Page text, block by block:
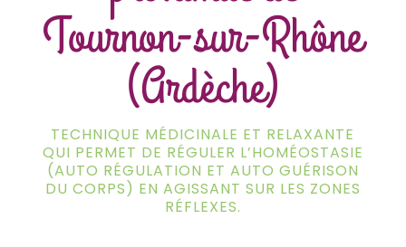
Tournon-sur-Rhône
(Ardèche)
TECHNIQUE MÉDICINALE ET RELAXANTE
QUI PERMET DE RÉGULER L’HOMÉOSTASIE
(AUTO RÉGULATION ET AUTO GUÉRISON
DU CORPS) EN AGISSANT SUR LES ZONES
RÉFLEXES.